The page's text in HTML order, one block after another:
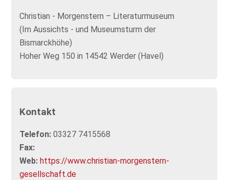
Christian - Morgenstern – Literaturmuseum
(Im Aussichts - und Museumsturm der
Bismarckhöhe)
Hoher Weg 150 in 14542 Werder (Havel)
Kontakt
Telefon: 03327 7415568
Fax:
Web: https://www.christian-morgenstern-
gesellschaft.de